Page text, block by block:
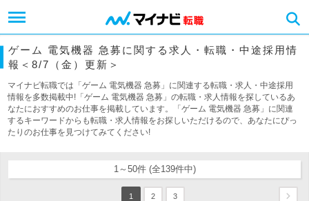
ゲーム 電気機器 急募に関する求人・転職・中途採用情
報＜8/7（金）更新＞
マイナビ転職では「ゲーム 電気機器 急募」に関連する転職・求人・中途採用
情報を多数掲載中!「ゲーム 電気機器 急募」の転職・求人情報を探しているあ
なたにおすすめのお仕事を掲載しています。「ゲーム 電気機器 急募」に関連
するキーワードからも転職・求人情報をお探しいただけるので、あなたにぴっ
たりのお仕事を見つけてみてください!
1～50件 (全139件中)
1 2 3